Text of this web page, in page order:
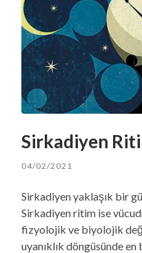
Sirkadiyen
04/02/2021
Sirkadiyen yaklaşık bir
Sirkadiyen ritim ise
fizyolojik ve biyolojik
uyanıklık döngüsünde